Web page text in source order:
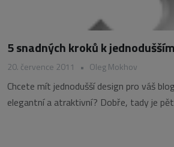
5 snadných kroků k
20. července 2011 • Oleg Mokhov
Chcete mít jednodušší design pro váš
elegantní a atraktivní? Dobře, tady je